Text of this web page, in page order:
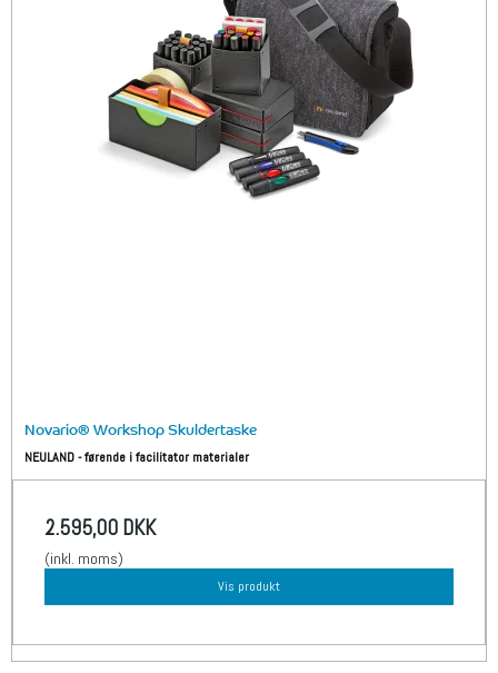
Novario® Workshop Skuldertaske
NEULAND - førende i facilitator materialer
2.595,00 DKK
(inkl. moms)
Vis produkt